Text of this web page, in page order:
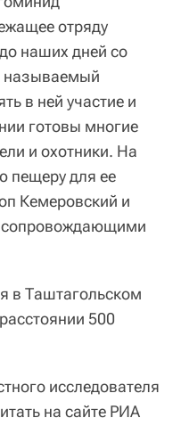
отряду
наших дней со
называемый
в ней участие и
готовы многие
и охотники. На
пещеру для ее
Кемеровский и
сопровождающими
в Таштагольском
500
исследователя
на сайте РИА